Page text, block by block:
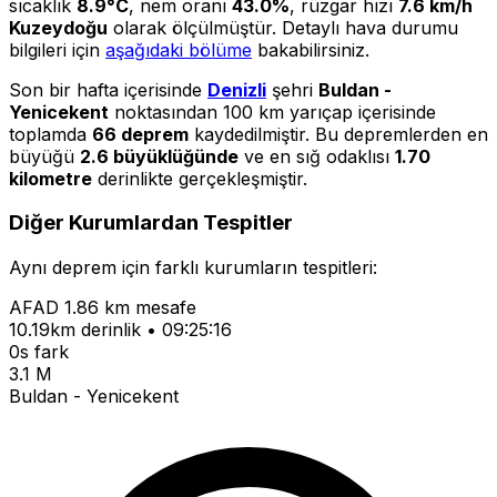
sıcaklık 8.9°C, nem oranı 43.0%, rüzgar hızı 7.6 km/h
Kuzeydoğu olarak ölçülmüştür. Detaylı hava durumu
bilgileri için aşağıdaki bölüme bakabilirsiniz.
Son bir hafta içerisinde Denizli şehri Buldan -
Yenicekent noktasından 100 km yarıçap içerisinde
toplamda 66 deprem kaydedilmiştir. Bu depremlerden en
büyüğü 2.6 büyüklüğünde ve en sığ odaklısı 1.70
kilometre derinlikte gerçekleşmiştir.
Diğer Kurumlardan Tespitler
Aynı deprem için farklı kurumların tespitleri:
AFAD 1.86 km mesafe
10.19km derinlik • 09:25:16
0s fark
3.1 M
Buldan - Yenicekent